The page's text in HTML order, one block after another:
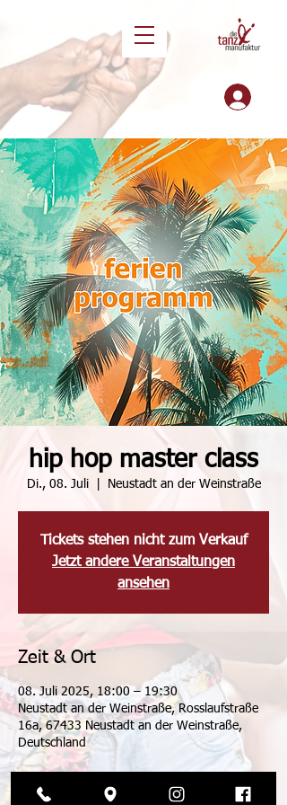
hip hop master class
Di., 08. Juli
  |
Neustadt an der Weinstraße
Tickets stehen nicht zum Verkauf
Jetzt andere Veranstaltungen
ansehen
Zeit & Ort
08. Juli 2025, 18:00 – 19:30
Neustadt an der Weinstraße, Rosslaufstraße
16a, 67433 Neustadt an der Weinstraße,
Deutschland